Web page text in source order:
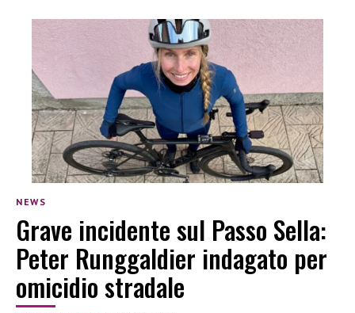
NEWS
Grave incidente sul Passo Sella:
Peter Runggaldier indagato per
omicidio stradale